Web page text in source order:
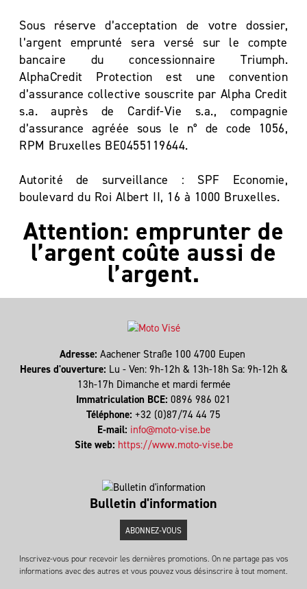
Sous réserve d’acceptation de votre dossier,
l’argent emprunté sera versé sur le compte
bancaire du concessionnaire Triumph.
AlphaCredit Protection est une convention
d’assurance collective souscrite par Alpha Credit
s.a. auprès de Cardif-Vie s.a., compagnie
d’assurance agréée sous le n° de code 1056,
RPM Bruxelles BE0455119644.
Autorité de surveillance : SPF Economie,
boulevard du Roi Albert II, 16 à 1000 Bruxelles.
Attention: emprunter de
l’argent coûte aussi de
l’argent.
Adresse: Aachener Straße 100 4700 Eupen
Heures d'ouverture: Lu - Ven: 9h-12h & 13h-18h Sa: 9h-12h &
13h-17h Dimanche et mardi fermée
Immatriculation BCE: 0896 986 021
Téléphone: +32 (0)87/74 44 75
E-mail: info@moto-vise.be
Site web: https://www.moto-vise.be
Bulletin d'information
ABONNEZ-VOUS
Inscrivez-vous pour recevoir les dernières promotions. On ne partage pas vos
informations avec des autres et vous pouvez vous désinscrire à tout moment.